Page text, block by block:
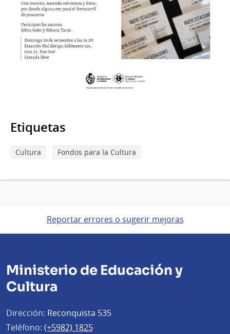
Etiquetas
Cultura Fondos para la Cultura
Reportar errores o sugerir mejoras
Ministerio de Educación y
Cultura
Dirección: Reconquista 535
Teléfono: (+5982) 1825